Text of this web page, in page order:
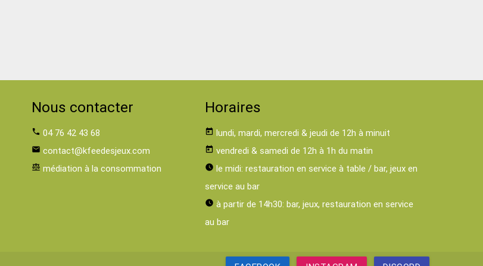
Nous contacter
phone 04 76 42 43 68
email contact@kfeedesjeux.com
balance médiation à la consommation
Horaires
today lundi, mardi, mercredi & jeudi de 12h à minuit
today vendredi & samedi de 12h à 1h du matin
watch_later le midi: restauration en service à table / bar, jeux en
service au bar
watch_later à partir de 14h30: bar, jeux, restauration en service
au bar